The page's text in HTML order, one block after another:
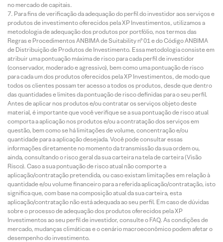
no mercado de capitais.
Para fins de verificação da adequação do perfil do investidor aos serviços e
produtos de investimento oferecidos pela XP Investimentos, utilizamos a
metodologia de adequação dos produtos por portfólio, nos termos das
Regras e Procedimentos ANBIMA de Suitability nº 01 e do Código ANBIMA
de Distribuição de Produtos de Investimento. Essa metodologia consiste em
atribuir uma pontuação máxima de risco para cada perfil de investidor
(conservador, moderado e agressivo), bem como uma pontuação de risco
para cada um dos produtos oferecidos pela XP Investimentos, de modo que
todos os clientes possam ter acesso a todos os produtos, desde que dentro
das quantidades e limites da pontuação de risco definidas para o seu perfil.
Antes de aplicar nos produtos e/ou contratar os serviços objeto deste
material, é importante que você verifique se a sua pontuação de risco atual
comporta a aplicação nos produtos e/ou a contratação dos serviços em
questão, bem como se há limitações de volume, concentração e/ou
quantidade para a aplicação desejada. Você pode consultar essas
informações diretamente no momento da transmissão da sua ordem ou,
ainda, consultando o risco geral da sua carteira na tela de carteira (Visão
Risco). Caso a sua pontuação de risco atual não comporte a
aplicação/contratação pretendida, ou caso existam limitações em relação à
quantidade e/ou volume financeiro para a referida aplicação/contratação, isto
significa que, com base na composição atual da sua carteira, esta
aplicação/contratação não está adequada ao seu perfil. Em caso de dúvidas
sobre o processo de adequação dos produtos oferecidos pela XP
Investimentos ao seu perfil de investidor, consulte o FAQ. As condições de
mercado, mudanças climáticas e o cenário macroeconômico podem afetar o
desempenho do investimento.